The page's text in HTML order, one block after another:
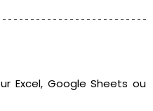
Excel, Google Sheets ou